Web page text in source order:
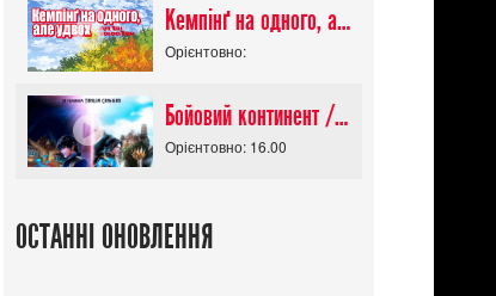
Кемпінґ на одного, але удвох / Futari Solo Camp
Орієнтовно:
Бойовий континент / Douluo Dalu
Орієнтовно: 16.00
ОСТАННІ ОНОВЛЕННЯ